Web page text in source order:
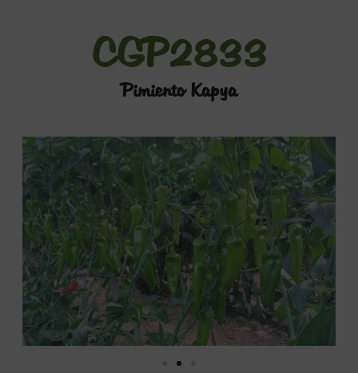
CGP2833
Pimiento Kapya